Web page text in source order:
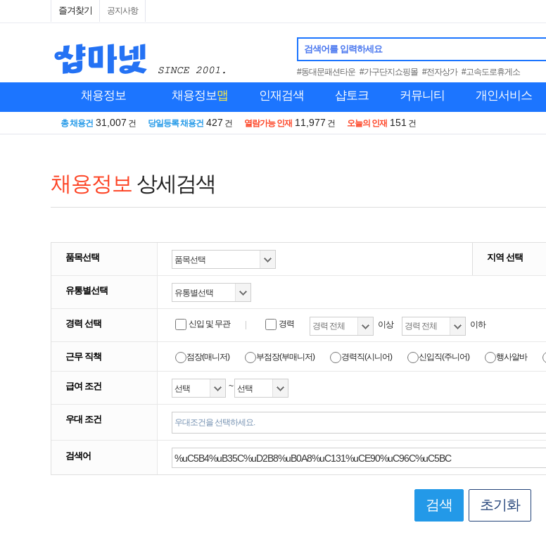
즐겨찾기 공지사항
검색어를 입력하세요
#동대문패션타운 #가구단지쇼핑몰 #전자상가 #고속도로휴게소
채용정보 채용정보맵 인재검색 샵토크 커뮤니티 개인서비스
총 채용건 31,007 건 당일등록 채용건 427 건 열람가능 인재 11,977 건 오늘의 인재 151 건
채용정보 상세검색
품목선택 지역 선택
유통별선택
경력 선택 신입 및 무관 경력 이상 이하
근무 직책 점장(매니저) 부점장(부매니저) 경력직(시니어) 신입직(주니어) 행사알바
급여 조건 ~
우대 조건 우대조건을 선택하세요.
검색어
검색 초기화